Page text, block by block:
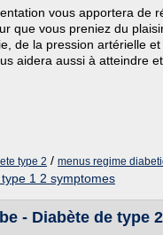
vous apportera de
que vous preniez du
de la pression artérielle
aidera aussi à atteindre
type 2 / menus regime
1 2 symptomes
- Diabète de type 2